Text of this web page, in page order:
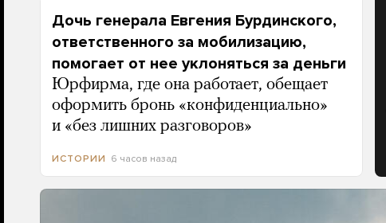
Дочь генерала Евгения Бурдинского,
ответственного за мобилизацию,
помогает от нее уклоняться за деньги
Юрфирма, где она работает, обещает
оформить бронь «конфиденциально»
и «без лишних разговоров»
ИСТОРИИ 6 часов назад